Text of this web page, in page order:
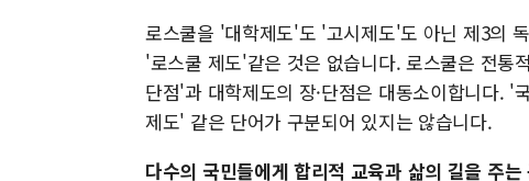
로스쿨을 '대학제도'도 '고시제도'도 아닌 제3의
'로스쿨 제도'같은 것은 없습니다. 로스쿨은 전통
단점'과 대학제도의 장·단점은 대동소이합니다.
제도' 같은 단어가 구분되어 있지는 않습니다.
다수의 국민들에게 합리적 교육과 삶의 길을 주